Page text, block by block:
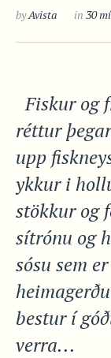
byAvista in 30
Fiskur og
réttur
upp
ykkur i
stökkur og
sítrónu og
sósu sem
bestur í
verra...